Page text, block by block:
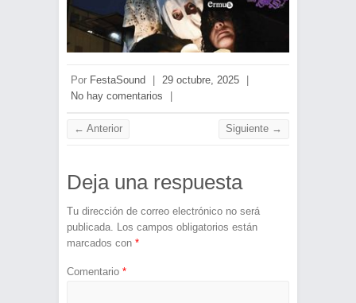
Por FestaSound 29 octubre, 2025
No hay comentarios
← Anterior Siguiente →
Deja una respuesta
Tu dirección de correo electrónico no será
publicada.
Los campos obligatorios están
marcados con *
Comentario *